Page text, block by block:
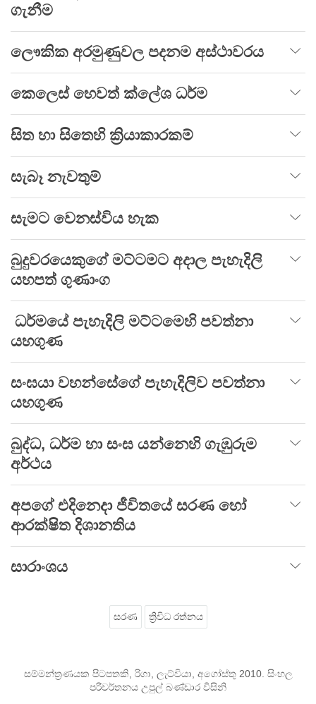
ගැනීම
ලෞකික අරමුණුවල පදනම අස්ථාවරය
කෙලෙස් හෙවත් ක්ලේශ ධර්ම
සිත හා සිතෙහි ක්‍රියාකාරකම්
සැබෑ නැවතුම්
සැමට වෙනස්විය හැක
බුදුවරයෙකුගේ මට්ටමට අදාල පැහැදිලි
යහපත් ගුණාංග
ධර්මයේ පැහැදිලි මට්ටමෙහි පවත්නා
යහගුණ
සංඝයා වහන්සේගේ පැහැදිලිව පවත්නා
යහගුණ
බුද්ධ, ධර්ම හා සංඝ යන්නෙහි ගැඹුරුම
අර්ථය
අපගේ එදිනෙදා ජීවිතයේ සරණ හෝ
ආරක්ෂිත දිශානතිය
සාරාංශය
සරණ ත්‍රිවිධ රත්නය
සම්මන්ත්‍රණයක පිටපතකි, රිගා, ලැට්වියා, අගෝස්තු 2010. සිංහල
පරිවර්තනය උපුල් බණ්ඩාර විසිනි